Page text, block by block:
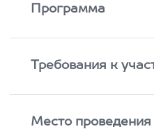
Программа
Требования к
Место проведения